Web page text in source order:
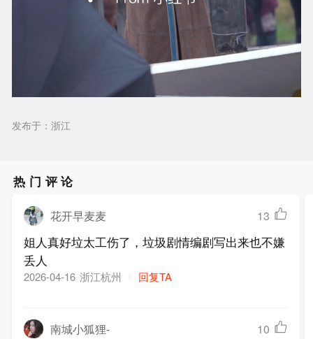
发布于：浙江
热门评论
花开早麦麦 13
姐人真好垃太工伤了，垃圾剧情编剧写出来也不嫌
丢人
2026-04-16 浙江杭州 回复TA
南城小狐狸- 10